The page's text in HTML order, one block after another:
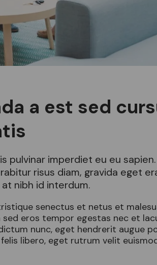
a est sed
pulvinar imperdiet eu eu
risus diam, gravida eget
nibh id interdum.
senectus et netus et
eros tempor egestas nec et
nunc, eget hendrerit augue
libero, eget rutrum velit